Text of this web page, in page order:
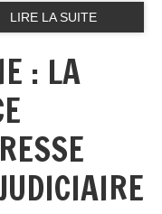
LIRE LA SUITE
: LA